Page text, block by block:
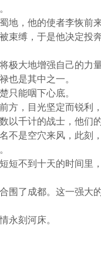
，他的使者李恢前
束缚，于是他决定投
极大地增强自己的力
也是其中之一。
只能咽下心底。
方，目光坚定而锐利
千计的战士，他们
不是空穴来风，此刻
短不到十天的时间里
围了成都。这一强大
永刻河床。